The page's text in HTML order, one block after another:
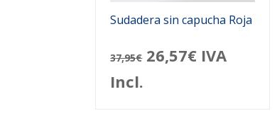
Sudadera sin capucha Roja
37,95€ El
26,57€ElIVA
Incl.